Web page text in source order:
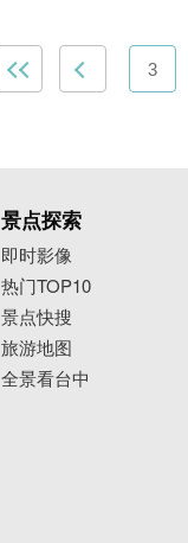
3
景点探索
即时影像
热门TOP10
景点快搜
旅游地图
全景看台中